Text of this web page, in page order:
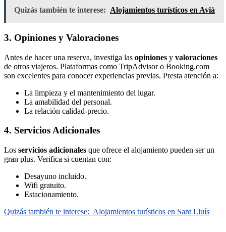
Quizás también te interese: Alojamientos turísticos en Avià
3. Opiniones y Valoraciones
Antes de hacer una reserva, investiga las opiniones y valoraciones
de otros viajeros. Plataformas como TripAdvisor o Booking.com
son excelentes para conocer experiencias previas. Presta atención a:
La limpieza y el mantenimiento del lugar.
La amabilidad del personal.
La relación calidad-precio.
4. Servicios Adicionales
Los servicios adicionales que ofrece el alojamiento pueden ser un
gran plus. Verifica si cuentan con:
Desayuno incluido.
Wifi gratuito.
Estacionamiento.
Quizás también te interese: Alojamientos turísticos en Sant Lluís